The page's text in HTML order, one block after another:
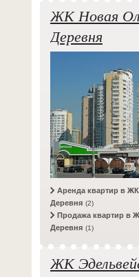
ЖК Новая
Деревня
Аренда квартир в
Деревня (2)
Продажа квартир в
Деревня (1)
ЖК